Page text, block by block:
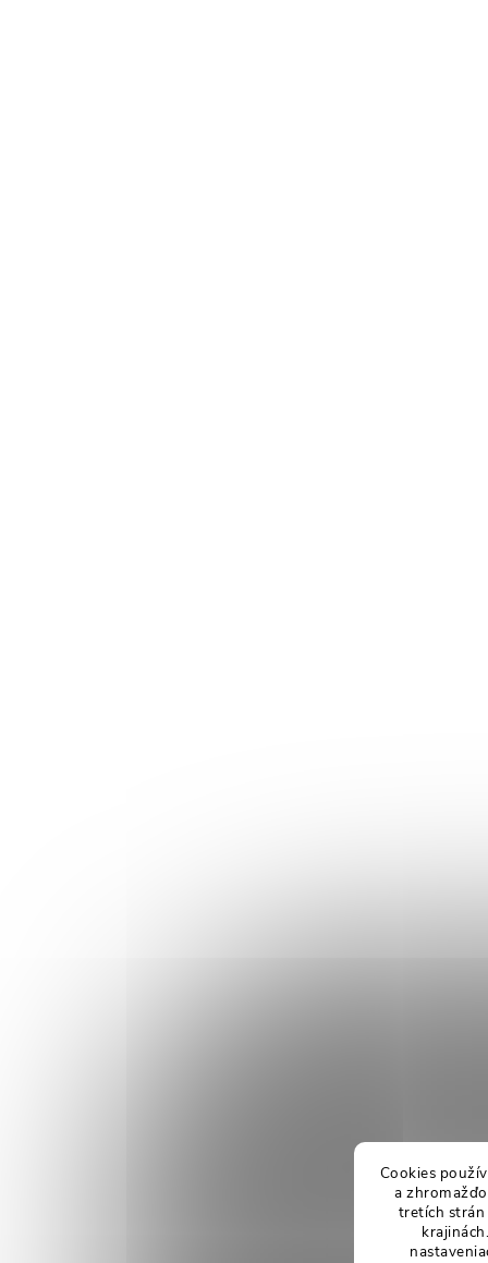
Cookies
a
tretích strán